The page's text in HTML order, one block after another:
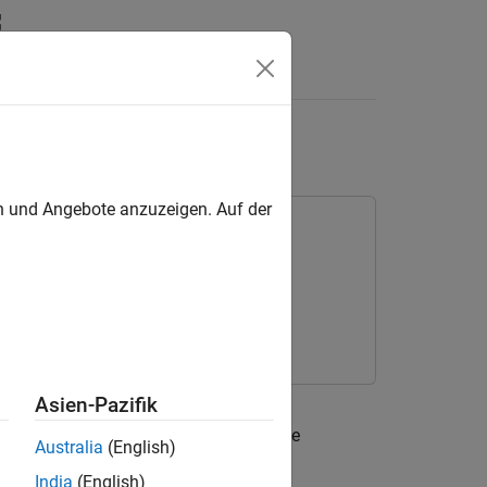
Model
standard and Simulink
. The code
Coder
® basics.
Angebote anzuzeigen. Auf der
Asien-Pazifik
Australia (English)
India (English)